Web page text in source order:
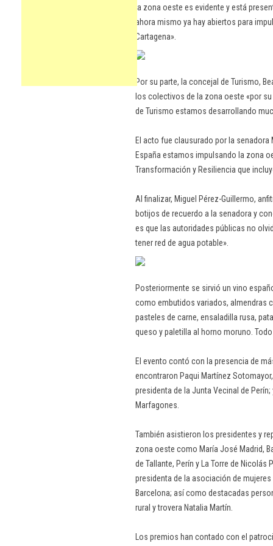
la zona oeste es evidente y está
ahora mismo ya hay abiertos para
Cartagena».
Por su parte, la concejal de Turismo,
los colectivos de la zona oeste «por
de Turismo estamos desarrollando
El acto fue clausurado por la senadora
España estamos impulsando la zona
Transformación y Resiliencia que
Al finalizar, Miguel Pérez-Guillermo,
botijos de recuerdo a la senadora y
es que las autoridades públicas no
tener red de agua potable».
Posteriormente se sirvió un vino
como embutidos variados, almendras
pasteles de carne, ensaladilla rusa,
queso y paletilla al horno moruno.
El evento contó con la presencia de
encontraron Paqui Martínez
presidenta de la Junta Vecinal de
Marfagones.
También asistieron los presidentes y
zona oeste como María José Madrid,
de Tallante, Perín y La Torre de Nicolás
presidenta de la asociación de mujeres
Barcelona; así como destacadas
rural y trovera Natalia Martín.
Los premios han contado con el